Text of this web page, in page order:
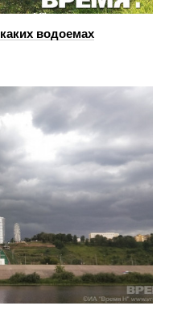
водоемах